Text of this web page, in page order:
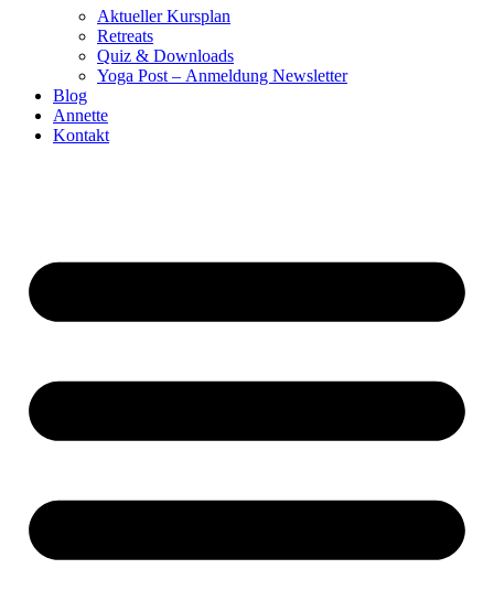
Aktueller Kursplan
Retreats
Quiz & Downloads
Yoga Post – Anmeldung Newsletter
Blog
Annette
Kontakt